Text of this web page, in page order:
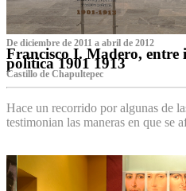
De diciembre de 2011 a abril de 2012
Francisco I. Madero, entre
política 1901 1913
Castillo de Chapultepec
Hace un recorrido por algunas de
testimonian las maneras en que se